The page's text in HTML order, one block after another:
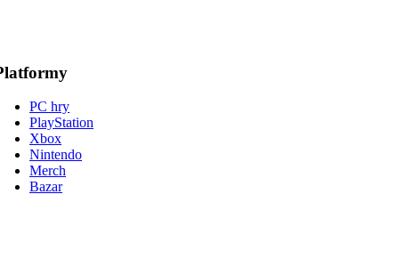
PC hry
PlayStation
Xbox
Nintendo
Merch
Bazar